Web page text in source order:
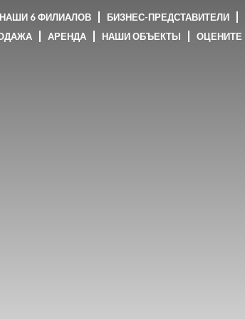
6 ФИЛИАЛОВ БИЗНЕС-ПРЕДСТАВИТЕЛИ
АРЕНДА НАШИ ОБЪЕКТЫ ОЦЕНИТЕ